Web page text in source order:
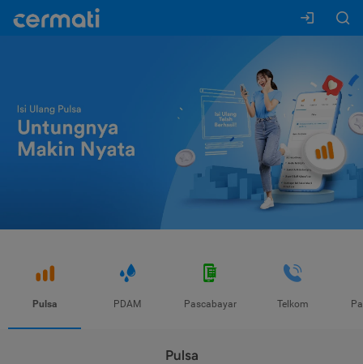
Pulsa PDAM Pascabayar Telkom
Pulsa